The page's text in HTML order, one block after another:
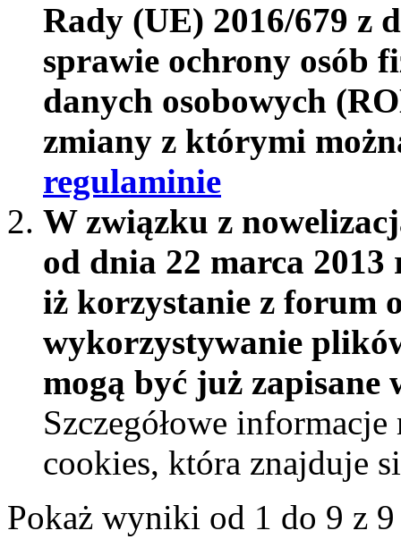
Rady (UE) 2016/679 z
sprawie ochrony osób
danych osobowych
zmiany z którymi
regulaminie
W związku z
od dnia 22 marca
iż korzystanie z forum
wykorzystywanie
mogą być już
Szczegółowe
cookies, która znajduje
Pokaż wyniki od 1 do 9 z 9